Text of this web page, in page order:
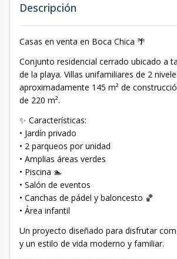
Descripción
Casas en venta en Boca Chica 🌴
Conjunto residencial cerrado ubicado a
de la playa. Villas unifamiliares de 2
aproximadamente 145 m² de
de 220 m².
✨ Características:
• Jardín privado
• 2 parqueos por unidad
• Amplias áreas verdes
• Piscina 🏊
• Salón de eventos
• Canchas de pádel y baloncesto 🏀
• Área infantil
Un proyecto diseñado para disfrutar
y un estilo de vida moderno y familiar.